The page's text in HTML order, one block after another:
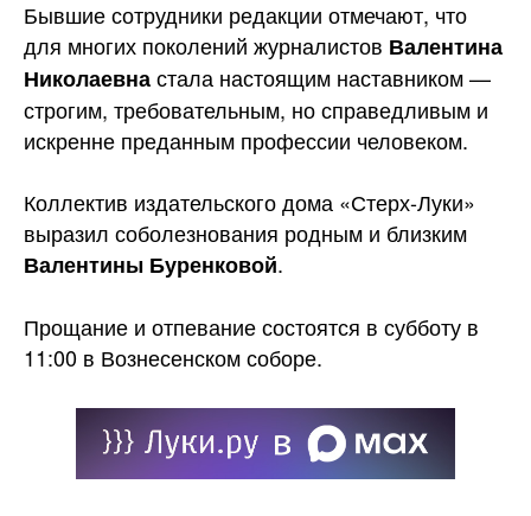
Бывшие сотрудники редакции отмечают, что
для многих поколений журналистов Валентина
Николаевнастала настоящим наставником —
строгим, требовательным, но справедливым и
искренне преданным профессии человеком.
Коллектив издательского дома «Стерх-Луки»
выразил соболезнования родным и близким
Валентины Буренковой.
Прощание и отпевание состоятся в субботу в
11:00 в Вознесенском соборе.